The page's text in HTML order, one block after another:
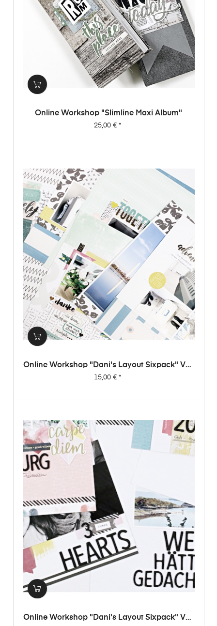
Online Workshop "Slimline Maxi Album"
Preis
25,00 €*
Online Workshop "Dani's Layout Sixpack" Vol.
3
Preis
15,00 €*
Online Workshop "Dani's Layout Sixpack" Vol.